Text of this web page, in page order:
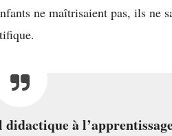
ne maîtrisaient pas, ils ne
à